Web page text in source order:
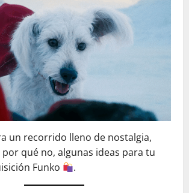
un recorrido lleno de nostalgia,
qué no, algunas ideas para tu
Funko
.